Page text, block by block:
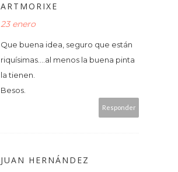
ARTMORIXE
23 enero
Que buena idea, seguro que están
riquísimas....al menos la buena pinta
la tienen.
Besos.
Responder
JUAN HERNÁNDEZ